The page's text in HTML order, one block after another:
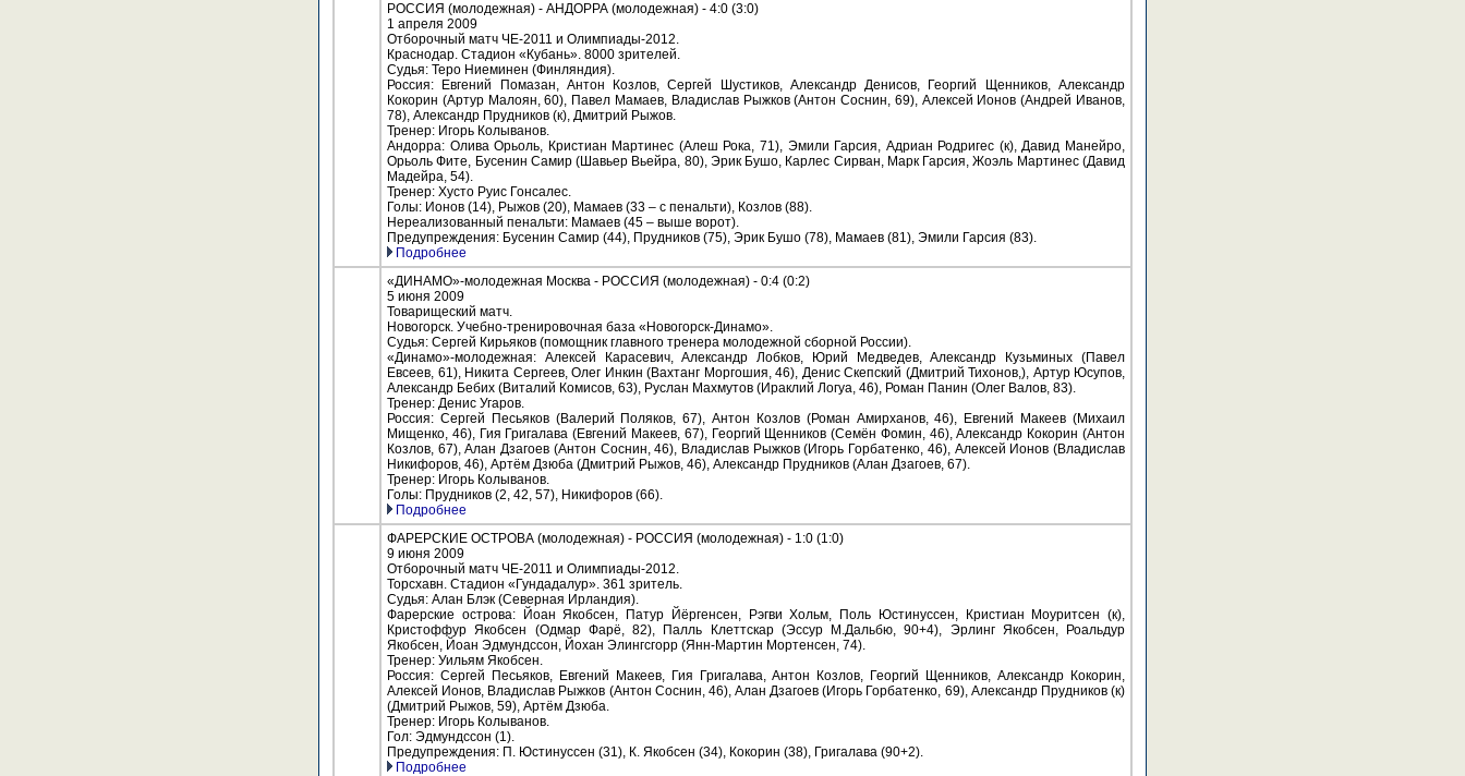
РОССИЯ (молодежная) - АНДОРРА (молодежная) - 4:0 (3:0)
1 апреля 2009
Отборочный матч ЧЕ-2011 и Олимпиады-2012.
Краснодар. Стадион «Кубань». 8000 зрителей.
Судья: Теро Ниеминен (Финляндия).
Россия: Евгений Помазан, Антон Козлов, Сергей Шустиков, Александр Денисов, Георгий Щенников, Александр
Кокорин (Артур Малоян, 60), Павел Мамаев, Владислав Рыжков (Антон Соснин, 69), Алексей Ионов (Андрей Иванов,
78), Александр Прудников (к), Дмитрий Рыжов.
Тренер: Игорь Колыванов.
Андорра: Олива Орьоль, Кристиан Мартинес (Алеш Рока, 71), Эмили Гарсия, Адриан Родригес (к), Давид Манейро,
Орьоль Фите, Бусенин Самир (Шавьер Вьейра, 80), Эрик Бушо, Карлес Сирван, Марк Гарсия, Жоэль Мартинес (Давид
Мадейра, 54).
Тренер: Хусто Руис Гонсалес.
Голы: Ионов (14), Рыжов (20), Мамаев (33 – с пенальти), Козлов (88).
Нереализованный пенальти: Мамаев (45 – выше ворот).
Предупреждения: Бусенин Самир (44), Прудников (75), Эрик Бушо (78), Мамаев (81), Эмили Гарсия (83).
Подробнее
«ДИНАМО»-молодежная Москва - РОССИЯ (молодежная) - 0:4 (0:2)
5 июня 2009
Товарищеский матч.
Новогорск. Учебно-тренировочная база «Новогорск-Динамо».
Судья: Сергей Кирьяков (помощник главного тренера молодежной сборной России).
«Динамо»-молодежная: Алексей Карасевич, Александр Лобков, Юрий Медведев, Александр Кузьминых (Павел
Евсеев, 61), Никита Сергеев, Олег Инкин (Вахтанг Моргошия, 46), Денис Скепский (Дмитрий Тихонов,), Артур Юсупов,
Александр Бебих (Виталий Комисов, 63), Руслан Махмутов (Ираклий Логуа, 46), Роман Панин (Олег Валов, 83).
Тренер: Денис Угаров.
Россия: Сергей Песьяков (Валерий Поляков, 67), Антон Козлов (Роман Амирханов, 46), Евгений Макеев (Михаил
Мищенко, 46), Гия Григалава (Евгений Макеев, 67), Георгий Щенников (Семён Фомин, 46), Александр Кокорин (Антон
Козлов, 67), Алан Дзагоев (Антон Соснин, 46), Владислав Рыжков (Игорь Горбатенко, 46), Алексей Ионов (Владислав
Никифоров, 46), Артём Дзюба (Дмитрий Рыжов, 46), Александр Прудников (Алан Дзагоев, 67).
Тренер: Игорь Колыванов.
Голы: Прудников (2, 42, 57), Никифоров (66).
Подробнее
ФАРЕРСКИЕ ОСТРОВА (молодежная) - РОССИЯ (молодежная) - 1:0 (1:0)
9 июня 2009
Отборочный матч ЧЕ-2011 и Олимпиады-2012.
Торсхавн. Стадион «Гундадалур». 361 зритель.
Судья: Алан Блэк (Северная Ирландия).
Фарерские острова: Йоан Якобсен, Патур Йёргенсен, Рэгви Хольм, Поль Юстинуссен, Кристиан Моуритсен (к),
Кристоффур Якобсен (Одмар Фарё, 82), Палль Клеттскар (Эссур М.Дальбю, 90+4), Эрлинг Якобсен, Роальдур
Якобсен, Йоан Эдмундссон, Йохан Элингсгорр (Янн-Мартин Мортенсен, 74).
Тренер: Уильям Якобсен.
Россия: Сергей Песьяков, Евгений Макеев, Гия Григалава, Антон Козлов, Георгий Щенников, Александр Кокорин,
Алексей Ионов, Владислав Рыжков (Антон Соснин, 46), Алан Дзагоев (Игорь Горбатенко, 69), Александр Прудников (к)
(Дмитрий Рыжов, 59), Артём Дзюба.
Тренер: Игорь Колыванов.
Гол: Эдмундссон (1).
Предупреждения: П. Юстинуссен (31), К. Якобсен (34), Кокорин (38), Григалава (90+2).
Подробнее